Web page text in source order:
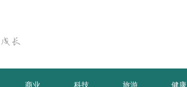
商业 科技 旅游 健康